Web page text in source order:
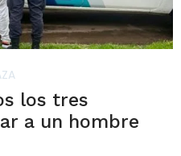
los tres
a un hombre